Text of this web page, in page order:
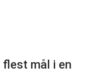
flest mål i en